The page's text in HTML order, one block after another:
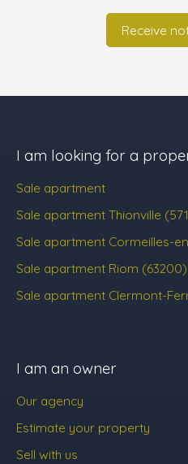
Receive
I am looking for a
Sale apartment
Sale apartment Thionville
Sale apartment Cormeilles-
Sale apartment Riom (63200)
Sale apartment Clermont-
I am an owner
Our agency
Estimate your property
Sell with us